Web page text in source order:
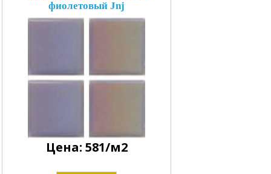
фиолетовый Jnj
Цена: 581/м2